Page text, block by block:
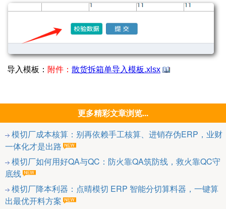
导入模板： 附件： 散货拆箱单导入模板.xlsx
更多精彩文章浏览...
模切厂成本核算：别再依赖手工核算、进销存伪ERP，业财
一体化才是出路
模切厂如何用好QA与QC：防火靠QA筑防线，救火靠QC守
底线
模切厂降本利器：点晴模切 ERP 智能分切算料器，一键算
出最优开料方案